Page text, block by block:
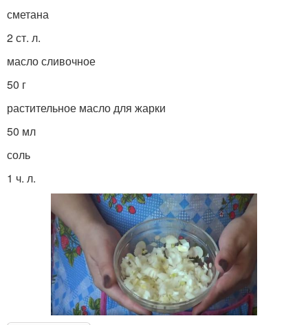
сметана
2 ст. л.
масло сливочное
50 г
растительное масло для жарки
50 мл
соль
1 ч. л.